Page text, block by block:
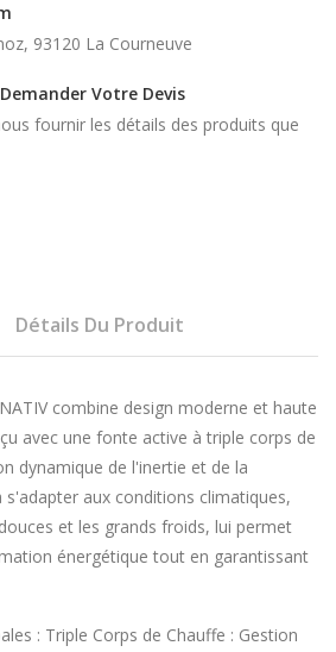
93120 La Courneuve
Votre Devis
fournir les détails des produits que
Détails Du Produit
combine design moderne et haute
avec une fonte active à triple corps de
dynamique de l'inertie et de la
s'adapter aux conditions climatiques,
et les grands froids, lui permet
énergétique tout en garantissant
: Triple Corps de Chauffe : Gestion